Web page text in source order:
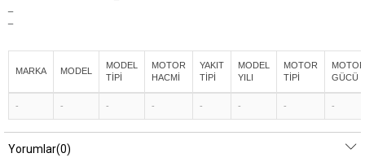
MARKA MODEL
MODEL
TİPİ
MOTOR
HACMİ
YAKIT
TİPİ
MODEL
YILI
MOTOR
TİPİ
MOTOR
GÜCÜ
- - - - - - - -
Yorumlar(0)